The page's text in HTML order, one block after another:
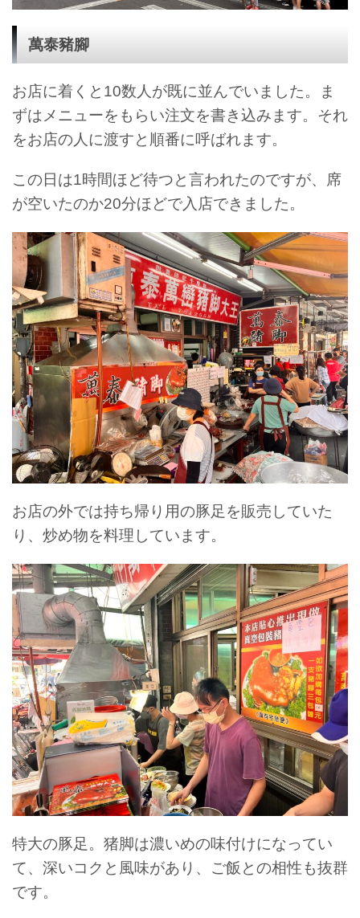
萬泰豬腳
お店に着くと10数人が既に並んでいました。ま
ずはメニューをもらい注文を書き込みます。それ
をお店の人に渡すと順番に呼ばれます。
この日は1時間ほど待つと言われたのですが、席
が空いたのか20分ほどで入店できました。
お店の外では持ち帰り用の豚足を販売していた
り、炒め物を料理しています。
特大の豚足。猪脚は濃いめの味付けになってい
て、深いコクと風味があり、ご飯との相性も抜群
です。